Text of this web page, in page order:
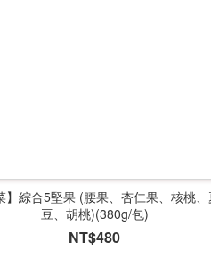
】綜合5堅果 (腰果、杏仁果、核桃
豆、胡桃)(380g/包)
NT$480